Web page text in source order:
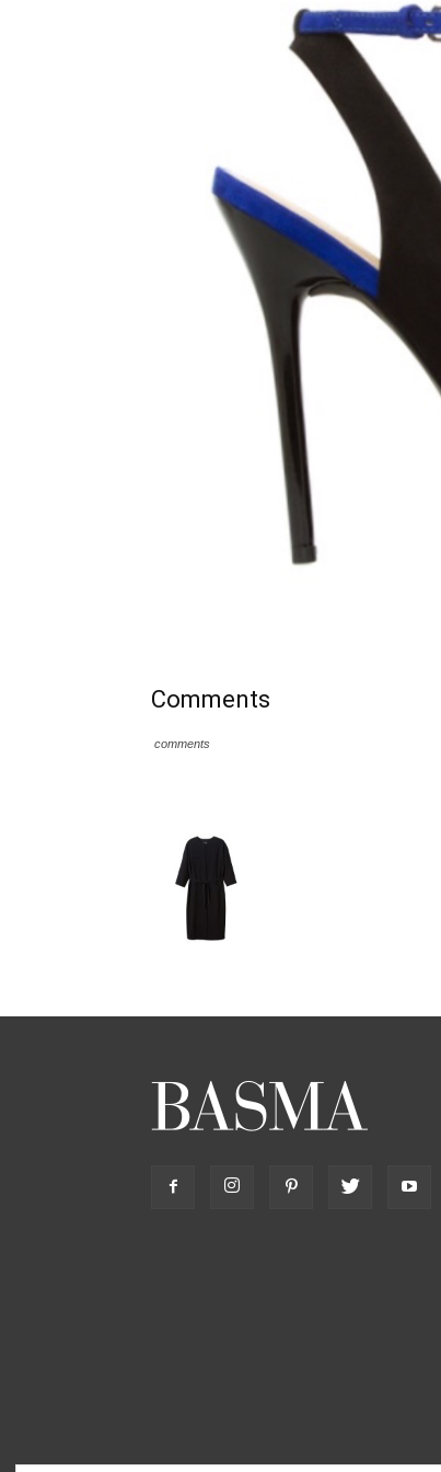
Comments
comments